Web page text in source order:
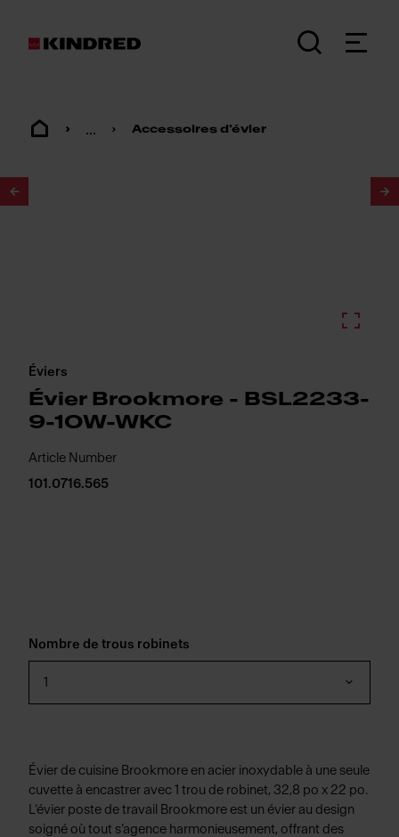
... Accessoires d'évier
Éviers
Évier Brookmore - BSL2233-
9-1OW-WKC
Article Number
101.0716.565
Nombre de trous robinets
1
Évier de cuisine Brookmore en acier inoxydable à une seule
cuvette à encastrer avec 1 trou de robinet, 32,8 po x 22 po.
L’évier poste de travail Brookmore est un évier au design
soigné où tout s’agence harmonieusement, offrant des